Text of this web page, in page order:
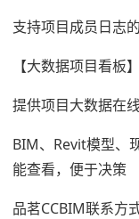
支持项目成员日志
【大数据项目看板】
提供项目大数据在
BIM、Revit模型、
能查看，便于决策
品茗CCBIM联系方